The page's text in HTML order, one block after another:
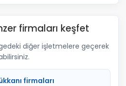
firmaları keşfet
diğer işletmelere geçerek
firmaları